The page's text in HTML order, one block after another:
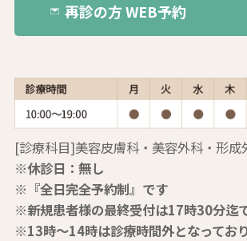
再診の方 WEB予約
[診療科目]美容皮膚科・美容外科・形成
※休診日：無し
※『全日完全予約制』です
※新規患者様の最終受付は17時30分迄
※13時～14時は診療時間外となってお